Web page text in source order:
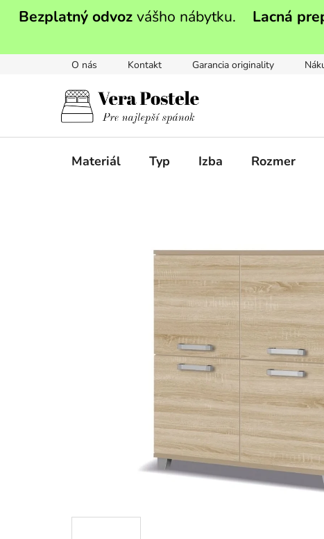
Bezplatný odvozvášho nábytku. Lacná
O nás Kontakt Garancia originality
Materiál Typ Izba Rozmer